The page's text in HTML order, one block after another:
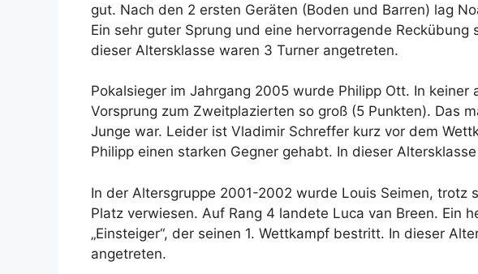
gut. Nach den 2 ersten Geräten (Boden und Barren) lag
Ein sehr guter Sprung und eine hervorragende
dieser Altersklasse waren 3 Turner angetreten.
Pokalsieger im Jahrgang 2005 wurde Philipp Ott. In keiner
Vorsprung zum Zweitplazierten so groß (5 Punkten). Das
Junge war. Leider ist Vladimir Schreffer kurz vor dem
Philipp einen starken Gegner gehabt. In dieser
In der Altersgruppe 2001-2002 wurde Louis Seimen, trotz
Platz verwiesen. Auf Rang 4 landete Luca van Breen. Ein
„Einsteiger“, der seinen 1. Wettkampf bestritt. In dieser
angetreten.